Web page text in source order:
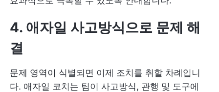
4. 애자일 사고방식으로 문제 해
결
문제 영역이 식별되면 이제 조치를 취할 차례입니
다. 애자일 코치는 팀이 사고방식, 관행 및 도구에